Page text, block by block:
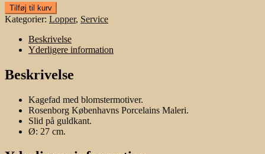
Kagefad
-
Rosenborg.
antal
Tilføj til kurv
Kategorier: Lopper, Service
Beskrivelse
Yderligere information
Beskrivelse
Kagefad med blomstermotiver.
Rosenborg Københavns Porcelains Maleri.
Slid på guldkant.
Ø: 27 cm.